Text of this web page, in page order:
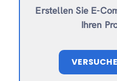
Erstellen Sie E-
Ihren